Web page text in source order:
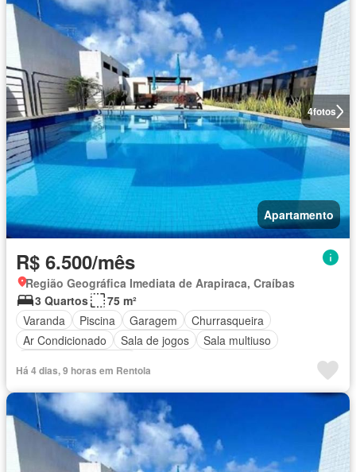
4fotos
Apartamento
R$ 6.500/mês
Região Geográfica Imediata de Arapiraca, Craíbas
3 Quartos
75 m²
Varanda
Piscina Garagem
Churrasqueira
Ar Condicionado
Sala de jogos
Sala multiuso
Há 4 dias, 9 horas em Rentola